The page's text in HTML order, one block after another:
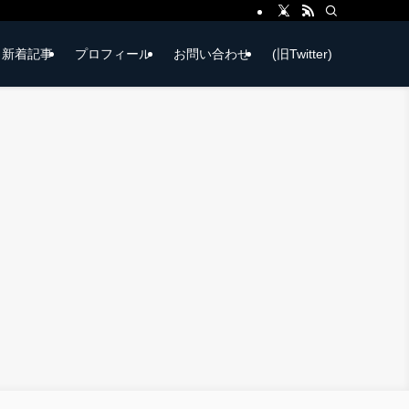
新着記事 プロフィール お問い合わせ (旧Twitter)